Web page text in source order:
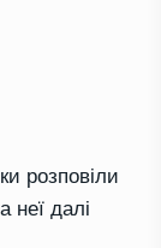
розповіли
неї далі